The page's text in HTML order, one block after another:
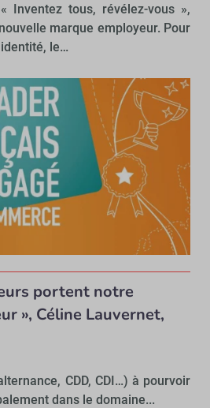
Inventez tous, révélez-vous »,
marque employeur. Pour
le…
portent notre
», Céline Lauvernet,
CDD, CDI…) à pourvoir
dans le domaine...